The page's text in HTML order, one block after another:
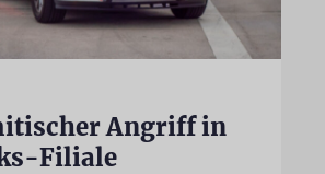
Angriff in
Filiale